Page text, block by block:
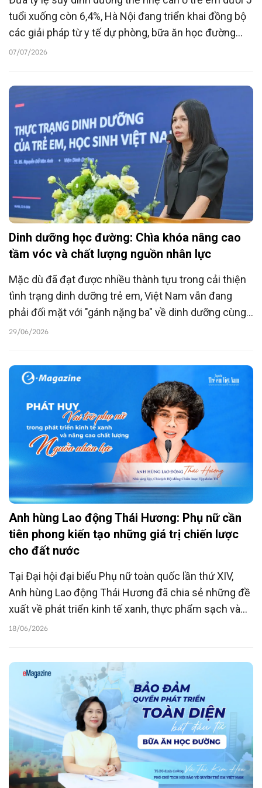
tuổi xuống còn 6,4%, Hà Nội đang triển khai đồng bộ
các giải pháp từ y tế dự phòng, bữa ăn học đường
đến chuẩn hóa thể lực, hướng tới mục tiêu chăm sóc
07/07/2026
Dinh dưỡng học đường: Chìa khóa nâng cao
tầm vóc và chất lượng nguồn nhân lực
Mặc dù đã đạt được nhiều thành tựu trong cải thiện
tình trạng dinh dưỡng trẻ em, Việt Nam vẫn đang
phải đối mặt với "gánh nặng ba" về dinh dưỡng cùng
tồn tại song song. Do đó, việc xây dựng một hệ thống
trẻ em Việt Nam và chất lượng nguồn nhân lực trong
29/06/2026
Anh hùng Lao động Thái Hương: Phụ nữ cần
tiên phong kiến tạo những giá trị chiến lược
cho đất nước
Tại Đại hội đại biểu Phụ nữ toàn quốc lần thứ XIV,
Anh hùng Lao động Thái Hương đã chia sẻ những đề
xuất về phát triển kinh tế xanh, thực phẩm sạch và
chăm lo sức khỏe học đường, coi đây là những nền
18/06/2026